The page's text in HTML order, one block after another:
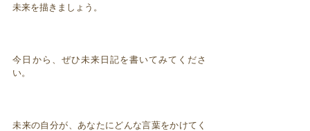
未来を描きましょう。
今日から、ぜひ未来日記を書いてみてくださ
い。
未来の自分が、あなたにどんな言葉をかけてく